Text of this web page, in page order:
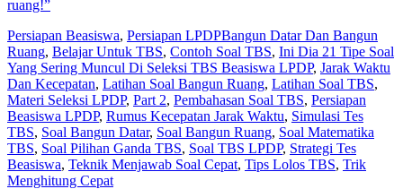
ruang!”
Persiapan Beasiswa, Persiapan LPDPBangun Datar Dan Bangun
Ruang, Belajar Untuk TBS, Contoh Soal TBS, Ini Dia 21 Tipe Soal
Yang Sering Muncul Di Seleksi TBS Beasiswa LPDP, Jarak Waktu
Dan Kecepatan, Latihan Soal Bangun Ruang, Latihan Soal TBS,
Materi Seleksi LPDP, Part 2, Pembahasan Soal TBS, Persiapan
Beasiswa LPDP, Rumus Kecepatan Jarak Waktu, Simulasi Tes
TBS, Soal Bangun Datar, Soal Bangun Ruang, Soal Matematika
TBS, Soal Pilihan Ganda TBS, Soal TBS LPDP, Strategi Tes
Beasiswa, Teknik Menjawab Soal Cepat, Tips Lolos TBS, Trik
Menghitung Cepat